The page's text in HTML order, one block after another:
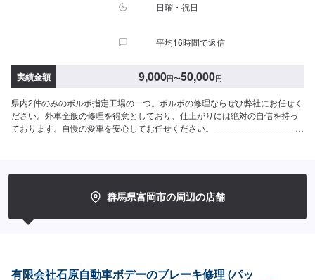
日曜・祝日
平均16時間で返信
実績金額 9,000円〜50,000円
県内2件のみのボルボ指定工場の一つ。ボルボの修理ならぜひ弊社にお任せく
ださい。外車全般の修理を得意としており、仕上がりには絶対の自信を持っ
ております。自慢の愛車を安心してお任せください。--------------------------------
用意しています。お車の作業中は代車をご利用ください。※代車の燃料代はお
客様にご負担いただいております。-----ご来店時の注意、受付方法-----当工場
しください。駐車スペースは工場前の空いているスペースに駐車してくださ
8:00~18:00、土曜日8:00~17:00
群馬県富岡市の周辺の店舗
有限会社石原自動車ボデーのブレーキ修理 (パッ